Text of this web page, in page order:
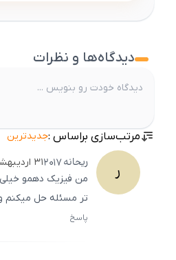
دیدگاه‌ها و نظرات
مرتب‌سازی براساس :جدیدترین
ر ریحانه2017۳۱ اردیبهشت ۱۴۰۵
من فیزیک دهمو
تر مسئله حل میکنم
پاسخ